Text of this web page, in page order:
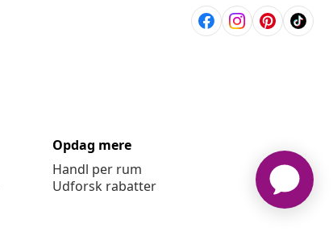
Opdag mere
Handl per rum
Udforsk rabatter